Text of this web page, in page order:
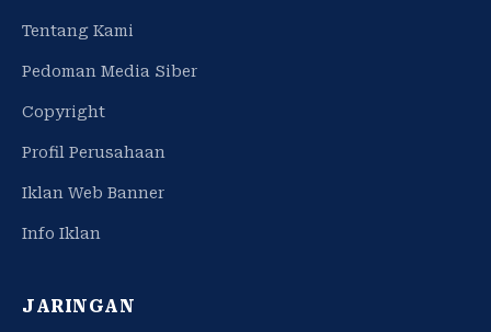
Tentang Kami
Pedoman Media Siber
Copyright
Profil Perusahaan
Iklan Web Banner
Info Iklan
JARINGAN